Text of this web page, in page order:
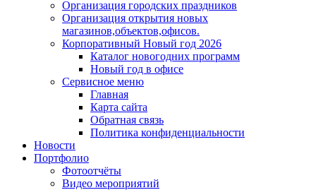
Организация городских праздников
Организация открытия новых
магазинов,объектов,офисов.
Корпоративный Новый год 2026
Каталог новогодних программ
Новый год в офисе
Сервисное меню
Главная
Карта сайта
Обратная связь
Политика конфиденциальности
Новости
Портфолио
Фотоотчёты
Видео мероприятий